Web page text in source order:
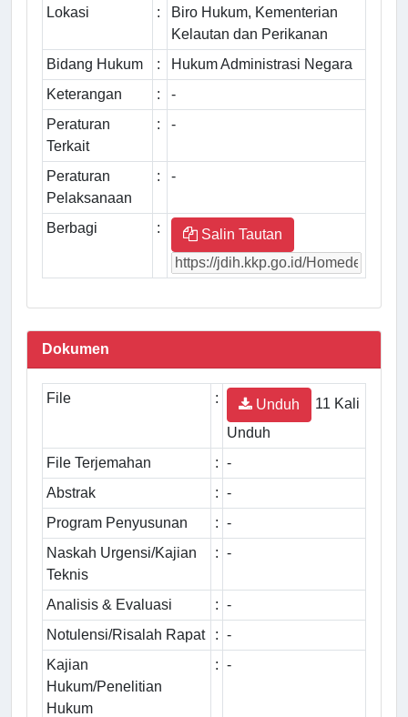
Lokasi :
Biro Hukum, Kementerian
Kelautan dan Perikanan
Bidang Hukum
:
Hukum Administrasi Negara
Keterangan
:
-
Peraturan
Terkait
: -
Peraturan
Pelaksanaan
: -
Berbagi : Salin Tautan
Dokumen
File : Unduh
11 Kali
Unduh
File Terjemahan
: -
Abstrak
: -
Program Penyusunan
: -
Naskah Urgensi/Kajian
Teknis
: -
Analisis & Evaluasi : -
Notulensi/Risalah Rapat
: -
Kajian
Hukum/Penelitian
Hukum
: -